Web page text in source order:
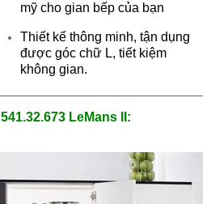
mỹ cho gian bếp của bạn
Thiết kế thông minh, tận dụng
được góc chữ L, tiết kiệm
không gian.
541.32.673 LeMans II :